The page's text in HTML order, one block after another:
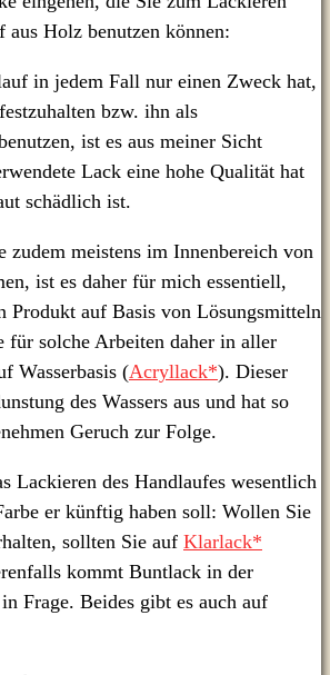
aus Holz benutzen können:
in jedem Fall nur einen Zweck hat,
bzw. ihn als
ist es aus meiner Sicht
Lack eine hohe Qualität hat
schädlich ist.
zudem meistens im Innenbereich von
ist es daher für mich essentiell,
Produkt auf Basis von Lösungsmitteln
für solche Arbeiten daher in aller
Wasserbasis (Acryllack*). Dieser
des Wassers aus und hat so
Geruch zur Folge.
Lackieren des Handlaufes wesentlich
er künftig haben soll: Wollen Sie
sollten Sie auf Klarlack*
kommt Buntlack in der
Frage. Beides gibt es auch auf